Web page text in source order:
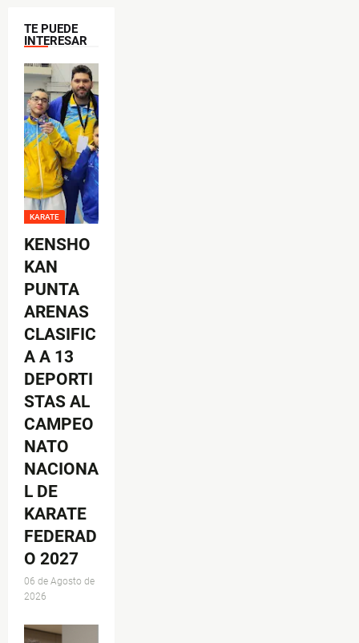
TE PUEDE
INTERESAR
KARATE
KENSHO
KAN
PUNTA
ARENAS
CLASIFIC
A A 13
DEPORTI
STAS AL
CAMPEO
NATO
NACIONA
L DE
KARATE
FEDERAD
O 2027
06 de Agosto de
2026